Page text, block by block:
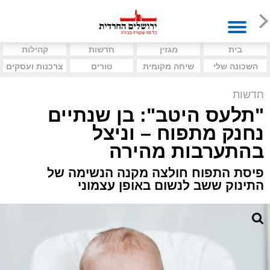
בית מגזין חדשות
קהילות
השכונה שלי
שיחה מקומית טורים צרכנות ועסקים
חדשות
"תלעס היטב": בן שנתיים
נחנק מתפוח – וניצל
בהתערבות מהירה
פיסת התפוח חולצה מקנה הנשימה של
התינוק ששב לנשום באופן עצמוני